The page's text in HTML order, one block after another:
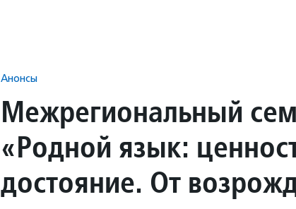
Анонсы
Межрегиональный
«Родной язык:
достояние. От